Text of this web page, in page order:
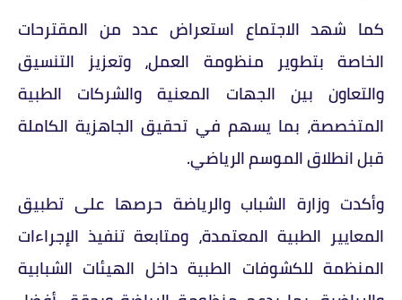
كما شهد الاجتماع استعراض عدد من المقترحات
الخاصة بتطوير منظومة العمل، وتعزيز التنسيق
والتعاون بين الجهات المعنية والشركات الطبية
المتخصصة، بما يسهم في تحقيق الجاهزية الكاملة
قبل انطلاق الموسم الرياضي.
وأكدت وزارة الشباب والرياضة حرصها على تطبيق
المعايير الطبية المعتمدة، ومتابعة تنفيذ الإجراءات
المنظمة للكشوفات الطبية داخل الهيئات الشبابية